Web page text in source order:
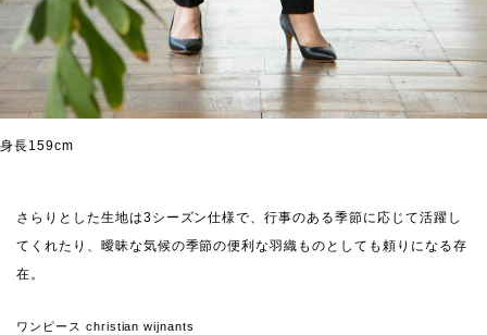
身長159cm
さらりとした生地は3シーズン仕様で、行事のある季節に応じて活躍し
てくれたり、曖昧な気候の季節の便利な羽織ものとしても頼りになる存
在。
ワンピース christian wijnants